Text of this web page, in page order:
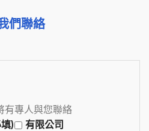
們聯絡
有專人與您聯絡
)
有限公司